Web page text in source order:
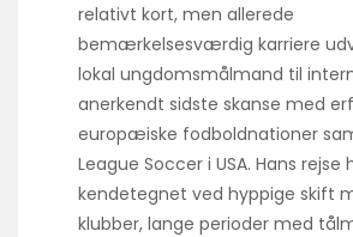
relativt kort, men allerede
bemærkelsesværdig karriere
lokal ungdomsmålmand til
anerkendt sidste skanse med
europæiske fodboldnationer
League Soccer i USA. Hans
kendetegnet ved hyppige skift
klubber, lange perioder med